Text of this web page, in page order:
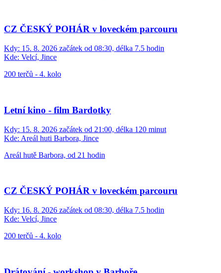
CZ ČESKÝ POHÁR v loveckém parcouru
Kdy: 15. 8. 2026 začátek od 08:30, délka 7.5 hodin
Kde: Velcí, Jince
200 terčů - 4. kolo
Letní kino - film Bardotky
Kdy: 15. 8. 2026 začátek od 21:00, délka 120 minut
Kde: Areál huti Barbora, Jince
Areál hutě Barbora, od 21 hodin
CZ ČESKÝ POHÁR v loveckém parcouru
Kdy: 16. 8. 2026 začátek od 08:30, délka 7.5 hodin
Kde: Velcí, Jince
200 terčů - 4. kolo